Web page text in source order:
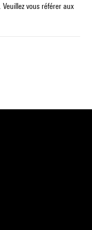
vous référer aux